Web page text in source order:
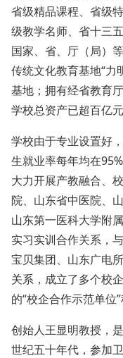
省级精品课程、省级
级教学名师、省十三
国家、省、厅（局）
传统文化教育基地“力
基地；拥有经省教育
学校总资产已超百亿元
学校由于专业设置好
生就业率每年均在
大力开展产教融合、
院、山东省中医院、
山东第一医科大学附
实习实训合作关系，
宝贝集团、山东广电
关系，成立了多个校
的“校企合作示范单位”
创始人王显明教授，
世纪五十年代，参加